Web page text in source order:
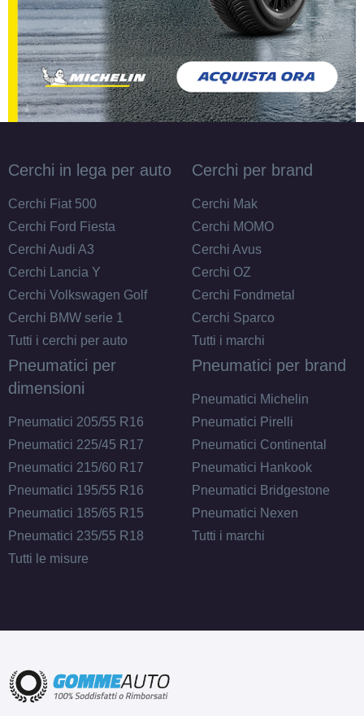
Cerchi in lega per auto
Cerchi Fiat 500
Cerchi Ford Fiesta
Cerchi Audi A3
Cerchi Lancia Y
Cerchi Volkswagen Golf
Cerchi BMW serie 1
Tutti i cerchi per auto
Cerchi per brand
Cerchi Mak
Cerchi MOMO
Cerchi Avus
Cerchi OZ
Cerchi Fondmetal
Cerchi Sparco
Tutti i marchi
Pneumatici per
dimensioni
Pneumatici 205/55 R16
Pneumatici 225/45 R17
Pneumatici 215/60 R17
Pneumatici 195/55 R16
Pneumatici 185/65 R15
Pneumatici 235/55 R18
Tutti le misure
Pneumatici per brand
Pneumatici Michelin
Pneumatici Pirelli
Pneumatici Continental
Pneumatici Hankook
Pneumatici Bridgestone
Pneumatici Nexen
Tutti i marchi